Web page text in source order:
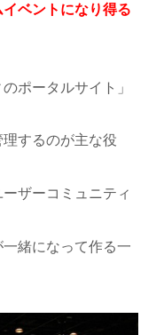
イベントになり得る
ポータルサイト」
するのが主な役
ザーコミュニティ
緒になって作る一